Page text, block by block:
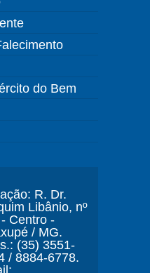
do Bem
R. Dr.
Libânio, nº
Centro -
/ MG.
(35) 3551-
/ 8884-6778.